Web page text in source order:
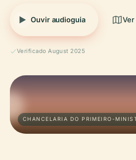
Ouvir audioguia Ver
Verificado August 2025
CHANCELARIA DO PRIMEIRO-